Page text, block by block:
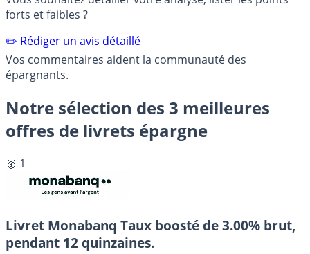
forts et faibles ?
✏️ Rédiger un avis détaillé
Vos commentaires aident la communauté des
épargnants.
Notre sélection des 3 meilleures
offres de livrets épargne
🥇 1
Livret Monabanq Taux boosté de 3.00% brut,
pendant 12 quinzaines.